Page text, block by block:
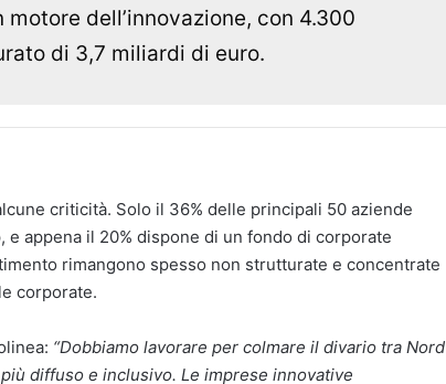
dell’innovazione, con 4.300
di 3,7 miliardi di euro.
criticità. Solo il 36% delle principali 50 aziende
appena il 20% dispone di un fondo di corporate
rimangono spesso non strutturate e concentrate
corporate​.
“Dobbiamo lavorare per colmare il divario tra Nord
diffuso e inclusivo. Le imprese innovative